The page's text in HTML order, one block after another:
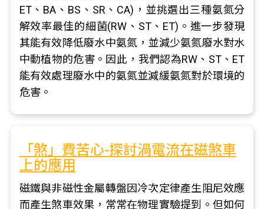
ET、BA、BS、SR、CA)，並挑選出三種氨氮分
解效率最佳的細菌(RW、ST、ET)。進一步發現
其能有效降低廢水中氨氮，並減少氨氮廢水對水
中動植物的危害。因此，我們認為RW、ST、ET
能有效處理廢水中的氨氮並減緩氨氮對於環境的
危害。
「煞」費苦心-探討渦電流在磁煞車
上的應用
磁鐵與非磁性金屬轉盤因冷次定律產生阻尼效應
而產生煞車效果，常常在物理實驗提到。但如何